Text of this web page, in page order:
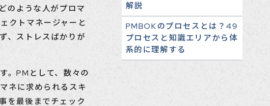
のような人がプロマ
クトマネージャーと
、ストレスばかりが
。PMとして、数々の
ネに求められるスキ
を最後までチェック
解説
PMBOKのプロセスとは？49
プロセスと知識エリアから体
系的に理解する